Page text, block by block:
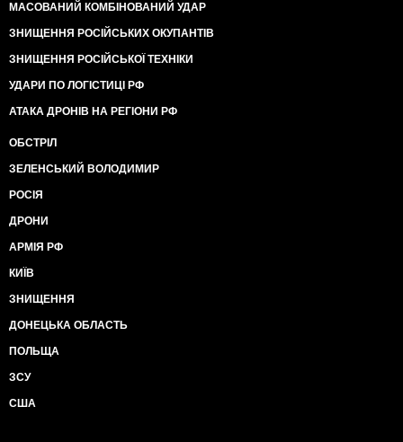
МАСОВАНИЙ КОМБІНОВАНИЙ УДАР
ЗНИЩЕННЯ РОСІЙСЬКИХ ОКУПАНТІВ
ЗНИЩЕННЯ РОСІЙСЬКОЇ ТЕХНІКИ
УДАРИ ПО ЛОГІСТИЦІ РФ
АТАКА ДРОНІВ НА РЕГІОНИ РФ
ОБСТРІЛ
ЗЕЛЕНСЬКИЙ ВОЛОДИМИР
РОСІЯ
ДРОНИ
АРМІЯ РФ
КИЇВ
ЗНИЩЕННЯ
ДОНЕЦЬКА ОБЛАСТЬ
ПОЛЬЩА
ЗСУ
США